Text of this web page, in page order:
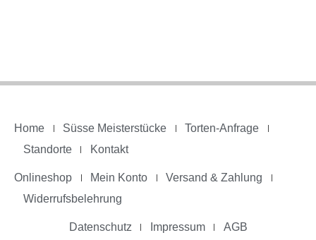
Home Süsse Meisterstücke
Torten-Anfrage
Standorte
Kontakt
Onlineshop Mein Konto
Versand & Zahlung
Widerrufsbelehrung
Datenschutz Impressum AGB